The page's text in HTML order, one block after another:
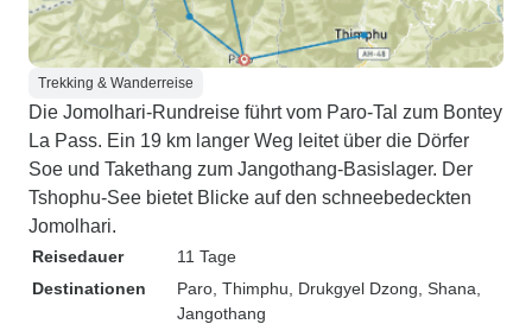
Trekking & Wanderreise
Die Jomolhari-Rundreise führt vom Paro-Tal zum Bontey
La Pass. Ein 19 km langer Weg leitet über die Dörfer
Soe und Takethang zum Jangothang-Basislager. Der
Tshophu-See bietet Blicke auf den schneebedeckten
Jomolhari.
Reisedauer
11 Tage
Destinationen
Paro , Thimphu , Drukgyel Dzong , Shana
Jangothang